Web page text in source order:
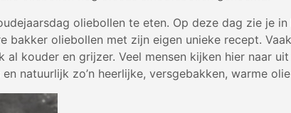
oliebollen te eten. Op deze dag zie je
bakker oliebollen met zijn eigen unieke recept.
kouder en grijzer. Veel mensen kijken hier naar
natuurlijk zo’n heerlijke, versgebakken, warme